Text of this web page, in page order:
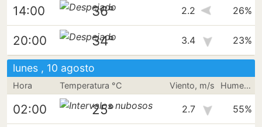
14:00 36° 2.2 26%
20:00 34° 3.4 23%
lunes , 10 agosto
Hora Temperatura °C Viento, m/s Humedad
02:00 25° 2.7 55%